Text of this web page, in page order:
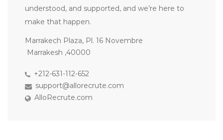
understood, and supported, and we’re here to
make that happen.
Marrakech Plaza, Pl. 16 Novembre
Marrakesh ,40000
+212-631-112-652
support@allorecrute.com
AlloRecrute.com